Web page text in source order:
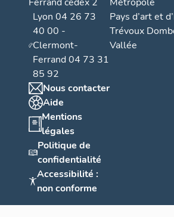
Lyon 04 26 73
40 00 -
Clermont-
Ferrand 04 73 31
85 92
Nous contacter
Aide
Mentions
légales
Politique de
confidentialité
Accessibilité :
non conforme
Pays d’art et
Trévoux
Vallée